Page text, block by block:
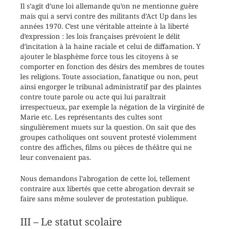
Il s’agit d’une loi allemande qu’on ne mentionne guère
mais qui a servi contre des militants d’Act Up dans les
années 1970. C’est une véritable atteinte à la liberté
d’expression : les lois françaises prévoient le délit
d’incitation à la haine raciale et celui de diffamation. Y
ajouter le blasphème force tous les citoyens à se
comporter en fonction des désirs des membres de toutes
les religions. Toute association, fanatique ou non, peut
ainsi engorger le tribunal administratif par des plaintes
contre toute parole ou acte qui lui paraîtrait
irrespectueux, par exemple la négation de la virginité de
Marie etc. Les représentants des cultes sont
singulièrement muets sur la question. On sait que des
groupes catholiques ont souvent protesté violemment
contre des affiches, films ou pièces de théâtre qui ne
leur convenaient pas.
Nous demandons l’abrogation de cette loi, tellement
contraire aux libertés que cette abrogation devrait se
faire sans même soulever de protestation publique.
III – Le statut scolaire